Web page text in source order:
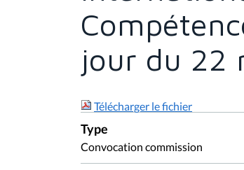
jour du 22
Télécharger le fichier
Type
Convocation commission